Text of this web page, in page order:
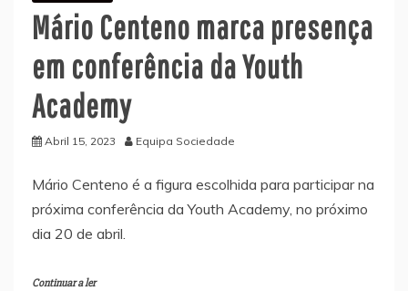
Mário Centeno marca presença
em conferência da Youth
Academy
Abril 15, 2023 Equipa Sociedade
Mário Centeno é a figura escolhida para participar na
próxima conferência da Youth Academy, no próximo
dia 20 de abril.
Continuar a ler